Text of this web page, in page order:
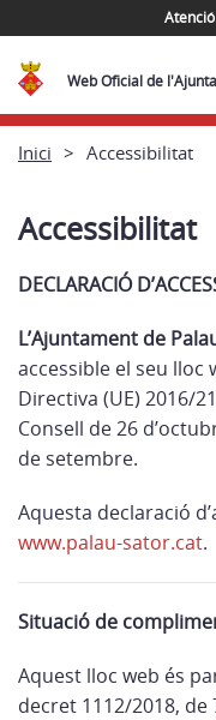
Web Oficial de
Inici Accessibilitat
Accessibilitat
DECLARACIÓ
L’Ajuntament de
accessible el seu
Directiva (UE) 2016/
Consell de 26
de setembre.
Aquesta declaració
www.palau-sator.cat.
Situació de
Aquest lloc web és
decret 1112/2018,